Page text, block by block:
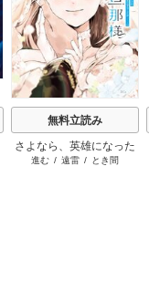
無料立読み
さよなら、英雄になった
旦那様 ～ただ祈るだけ
進む / 遠雷 / とき間